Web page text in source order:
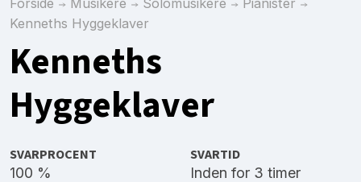
Forside Musikere Solomusikere
Pianister
Kenneths Hyggeklaver
Kenneths
Hyggeklaver
SVARPROCENT
100 %
SVARTID
Inden for 3 timer